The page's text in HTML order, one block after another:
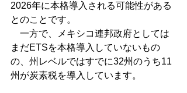
2026年に本格導入される可能性がある
とのことです。
一方で、メキシコ連邦政府としては
まだETSを本格導入していないもの
の、州レベルではすでに32州のうち11
州が炭素税を導入しています。